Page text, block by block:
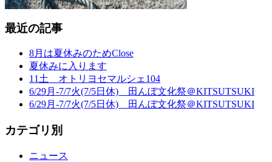
最近の記事
8月は夏休みのためClose
夏休みに入ります
11土 オトリヨセマルシェ104
6/29月-7/7火(7/5日休) 田んぼ文化祭＠KITSUTSUKI
6/29月-7/7火(7/5日休) 田んぼ文化祭＠KITSUTSUKI
カテゴリ別
ニュース